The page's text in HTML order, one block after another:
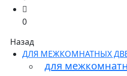
0
Назад
ДЛЯ МЕЖКОМНАТНЫХ
для